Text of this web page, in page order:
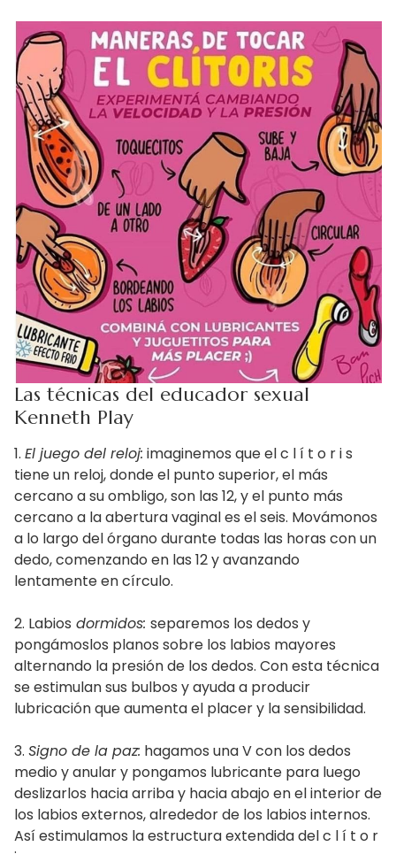
Las técnicas del educador sexual
Kenneth Play
1. El juego del reloj: imaginemos que el c l í t o r i s
tiene un reloj, donde el punto superior, el más
cercano a su ombligo, son las 12, y el punto más
cercano a la abertura vaginal es el seis. Movámonos
a lo largo del órgano durante todas las horas con un
dedo, comenzando en las 12 y avanzando
lentamente en círculo.
2. Labios dormidos: separemos los dedos y
pongámoslos planos sobre los labios mayores
alternando la presión de los dedos. Con esta técnica
se estimulan sus bulbos y ayuda a producir
lubricación que aumenta el placer y la sensibilidad.
3. Signo de la paz: hagamos una V con los dedos
medio y anular y pongamos lubricante para luego
deslizarlos hacia arriba y hacia abajo en el interior de
los labios externos, alrededor de los labios internos.
Así estimulamos la estructura extendida del c l í t o r